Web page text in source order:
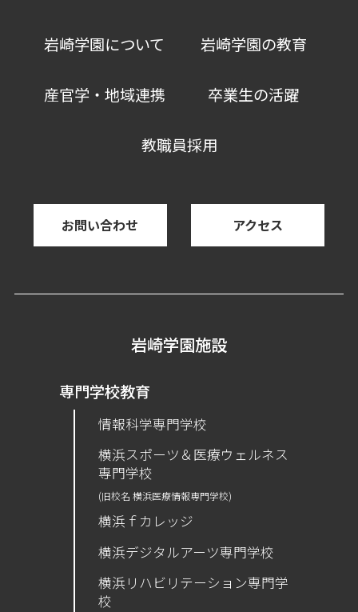
岩崎学園について 岩崎学園の教育
産官学・地域連携 卒業生の活躍
教職員採用
お問い合わせ アクセス
岩崎学園施設
専門学校教育
情報科学専門学校
横浜スポーツ＆医療ウェルネス
専門学校
(旧校名 横浜医療情報専門学校)
横浜ｆカレッジ
横浜デジタルアーツ専門学校
横浜リハビリテーション専門学
校